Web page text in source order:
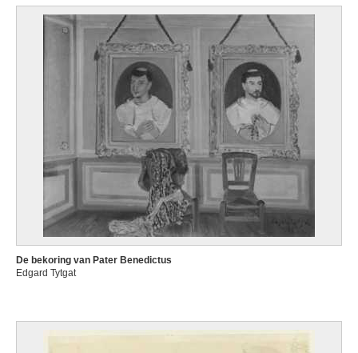
De bekoring van Pater Benedictus
Edgard Tytgat